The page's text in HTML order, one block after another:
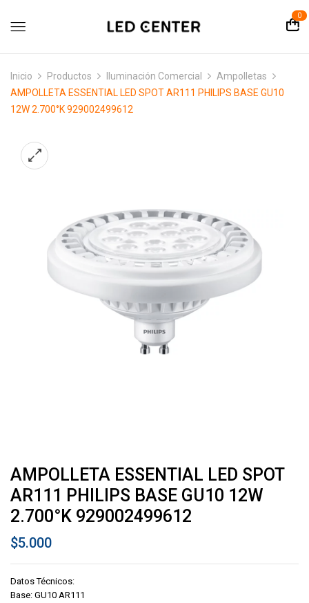
0
Inicio Productos Iluminación Comercial
Ampolletas
AMPOLLETA ESSENTIAL LED SPOT AR111 PHILIPS BASE GU10
12W 2.700°K 929002499612
AMPOLLETA ESSENTIAL LED SPOT
AR111 PHILIPS BASE GU10 12W
2.700°K 929002499612
$5.000
Datos Técnicos:
Base: GU10 AR111